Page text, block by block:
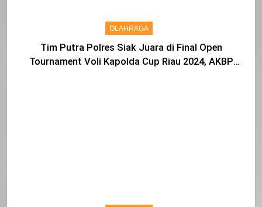
OLAHRAGA
Tim Putra Polres Siak Juara di Final Open
Tournament Voli Kapolda Cup Riau 2024, AKBP